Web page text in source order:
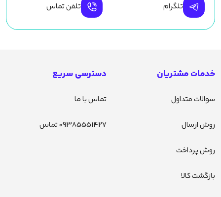
تلگرام تلفن تماس
خدمات مشتریان
سوالات متداول
روش ارسال
روش پرداخت
بازگشت کالا
دسترسی سریع
تماس با ما
09385551427 تماس